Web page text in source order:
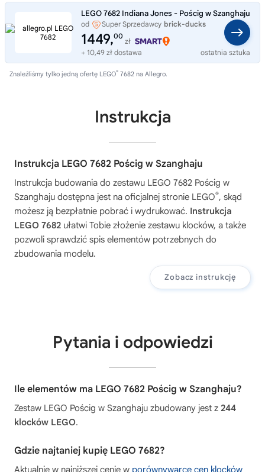
LEGO 7682 Indiana Jones - Pościg w Szanghaju
od Super Sprzedawcy brick-ducks
1449,00
zł
+ 10,49 zł dostawa
ostatnia sztuka
Znaleźliśmy tylko jedną ofertę LEGO® 7682 na Allegro.
Instrukcja
Instrukcja LEGO 7682 Pościg w Szanghaju
Instrukcja budowania do zestawu LEGO 7682 Pościg w
Szanghaju dostępna jest na oficjalnej stronie LEGO®, skąd
możesz ją bezpłatnie pobrać i wydrukować. Instrukcja
LEGO 7682 ułatwi Tobie złożenie zestawu klocków, a także
pozwoli sprawdzić spis elementów potrzebnych do
zbudowania modelu.
Zobacz instrukcję
Pytania i odpowiedzi
Ile elementów ma LEGO 7682 Pościg w Szanghaju?
Zestaw LEGO Pościg w Szanghaju zbudowany jest z 244
klocków LEGO.
Gdzie najtaniej kupię LEGO 7682?
Aktualnie w najniższej cenie w porównywarce cen klocków